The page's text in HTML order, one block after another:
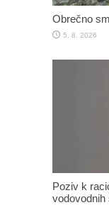
Obrečno
5. 8. 2026
Poziv k
vodovodnih